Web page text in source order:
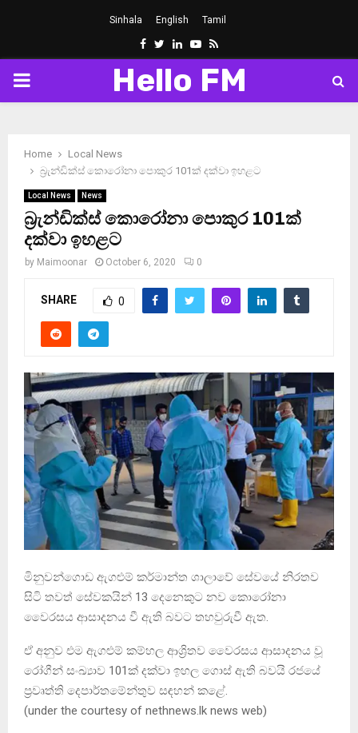
Sinhala English Tamil
Facebook
Twitter
LinkedinYoutube
Rss
PRIMARY
Hello FM
Home
Local News
බ්‍රැන්ඩික්ස් කොරෝනා පොකුර 101ක් දක්වා ඉහළට
Local News News
බ්‍රැන්ඩික්ස් කොරෝනා පොකුර 101ක්
දක්වා ඉහළට
by Maimoonar October 6, 2020 0
SHARE 0
මිනුවන්ගොඩ ඇගළුම් කර්මාන්ත ශාලාවේ සේවයේ නිරතව
සිටි තවත් සේවකයින් 13 දෙනෙකුට නව කොරෝනා
වෛරසය ආසාදනය වී ඇති බවට තහවුරුවී ඇත.
ඒ අනුව එම ඇගළුම් කම්හල ආශ්‍රිතව වෛරසය ආසාදනය වූ
රෝගීන් සංඛ්‍යාව 101ක් දක්වා ඉහල ගොස් ඇති බවයි රජයේ
ප්‍රවෘත්ති දෙපාර්තමේන්තුව සඳහන් කළේ.
(under the courtesy of nethnews.lk news web)